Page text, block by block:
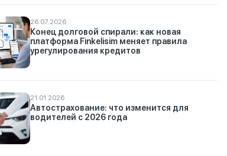
26.07.2026
Конец долговой спирали: как новая
платформа Finkelisim меняет правила
урегулирования кредитов
21.01.2026
Автострахование: что изменится для
водителей с 2026 года